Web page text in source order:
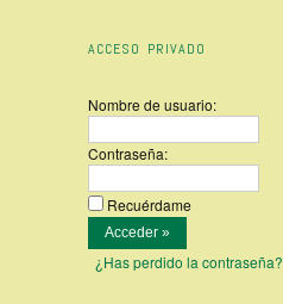
ACCESO PRIVADO
Nombre de usuario:
Contraseña:
Recuérdame
¿Has perdido la contraseña?